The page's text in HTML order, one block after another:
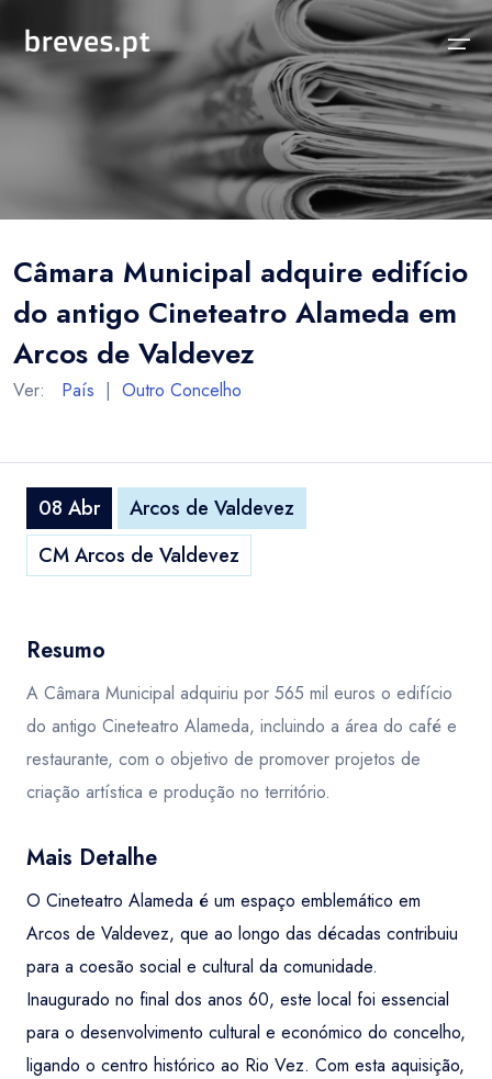
Notícias
Concelhos Vizinhos
Distrito
País
Sobre
Funcionalidades
As nossas Fontes
Perguntas Frequentes
Câmara Municipal adquire edifício
do antigo Cineteatro Alameda em
Arcos de Valdevez
Ver: País | Outro Concelho
08 Abr
Arcos de Valdevez
CM Arcos de Valdevez
Resumo
A Câmara Municipal adquiriu por 565 mil euros o edifício
do antigo Cineteatro Alameda, incluindo a área do café e
restaurante, com o objetivo de promover projetos de
criação artística e produção no território.
Mais Detalhe
O Cineteatro Alameda é um espaço emblemático em
Arcos de Valdevez, que ao longo das décadas contribuiu
para a coesão social e cultural da comunidade.
Inaugurado no final dos anos 60, este local foi essencial
para o desenvolvimento cultural e económico do concelho,
ligando o centro histórico ao Rio Vez. Com esta aquisição,